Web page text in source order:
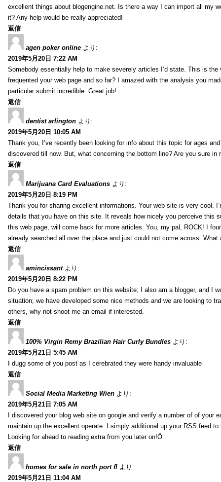
excellent things about blogengine.net. Is there a way I can import all my
it? Any help would be really appreciated!
返信
agen poker online より:
2019年5月20日 7:22 AM
Somebody essentially help to make severely articles I’d state. This is
frequented your web page and so far? I amazed with the analysis you
particular submit incredible. Great job!
返信
dentist arlington より:
2019年5月20日 10:05 AM
Thank you, I’ve recently been looking for info about this topic for ages
discovered till now. But, what concerning the bottom line? Are you sure in
返信
Marijuana Card Evaluations より:
2019年5月20日 8:19 PM
Thank you for sharing excellent informations. Your web site is very cool.
details that you have on this site. It reveals how nicely you perceive this
this web page, will come back for more articles. You, my pal, ROCK! I
already searched all over the place and just could not come across. What
返信
amincissant より:
2019年5月20日 8:22 PM
Do you have a spam problem on this website; I also am a blogger, and I
situation; we have developed some nice methods and we are looking to
others, why not shoot me an email if interested.
返信
100% Virgin Remy Brazilian Hair Curly Bundles より:
2019年5月21日 5:45 AM
I dugg some of you post as I cerebrated they were handy invaluable
返信
Social Media Marketing Wien より:
2019年5月21日 7:05 AM
I discovered your blog web site on google and verify a number of of your
maintain up the excellent operate. I simply additional up your RSS feed to
Looking for ahead to reading extra from you later on!Ö
返信
homes for sale in north port fl より:
2019年5月21日 11:04 AM